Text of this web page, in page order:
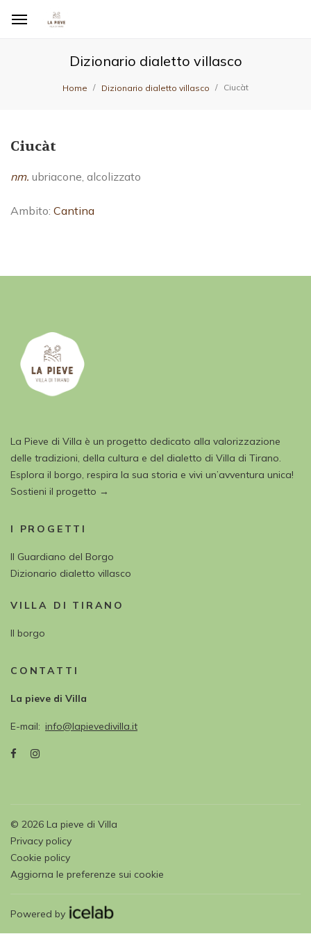
Dizionario dialetto villasco
Home Dizionario dialetto villasco Ciucàt
Ciucàt
nm. ubriacone, alcolizzato
Ambito: Cantina
La Pieve di Villa è un progetto dedicato alla valorizzazione
delle tradizioni, della cultura e del dialetto di Villa di Tirano.
Esplora il borgo, respira la sua storia e vivi un’avventura unica!
Sostieni il progetto →
I PROGETTI
Il Guardiano del Borgo
Dizionario dialetto villasco
VILLA DI TIRANO
Il borgo
CONTATTI
La pieve di Villa
E-mail info@lapievedivilla.it
© 2026 La pieve di Villa
Privacy policy
Cookie policy
Aggiorna le preferenze sui cookie
Powered by